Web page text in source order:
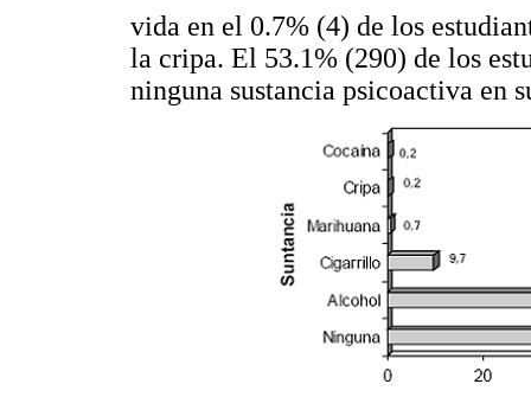
vida en el 0.7% (4) de los
la cripa. El 53.1% (290) de los
ninguna sustancia psicoactiva en